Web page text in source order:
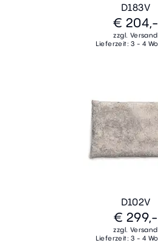
D183V
€ 204,-
zzgl. Versand
Lieferzeit: 3 - 4
D102V
€ 299,-
zzgl. Versand
Lieferzeit: 3 - 4